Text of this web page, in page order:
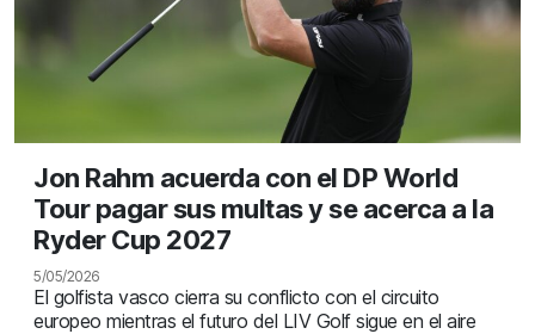
Jon Rahm acuerda con el DP World
Tour pagar sus multas y se acerca a la
Ryder Cup 2027
5/05/2026
El golfista vasco cierra su conflicto con el circuito
europeo mientras el futuro del LIV Golf sigue en el aire